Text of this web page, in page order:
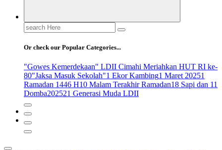
Search
for:
Or check our Popular Categories...
"Gowes Kemerdekaan" LDII Cimahi Meriahkan HUT RI ke-
80"Jaksa Masuk Sekolah"1 Ekor Kambing1 Maret 20251
Ramadan 1446 H10 Malam Terakhir Ramadan18 Sapi dan 11
Domba202521 Generasi Muda LDII